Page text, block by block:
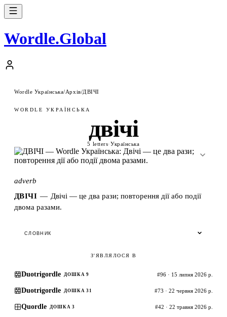
Wordle.Global
Wordle Українська/Архів/ДВІЧІ
WORDLE УКРАЇНСЬКА
двічі
5 letters·Українська
adverb
ДВІЧІ — Двічі — це два рази; повторення дії або події
двома разами.
СЛОВНИК
З'ЯВЛЯЛОСЯ В
Duotrigordle ДОШКА 9 #96 · 15 липня 2026 р.
Duotrigordle ДОШКА 31 #73 · 22 червня 2026 р.
Quordle ДОШКА 3 #42 · 22 травня 2026 р.